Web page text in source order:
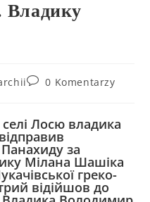
Владику
0 Komentarzy
Лосю владика
за
Мілана Шашіка
греко-
відійшов до